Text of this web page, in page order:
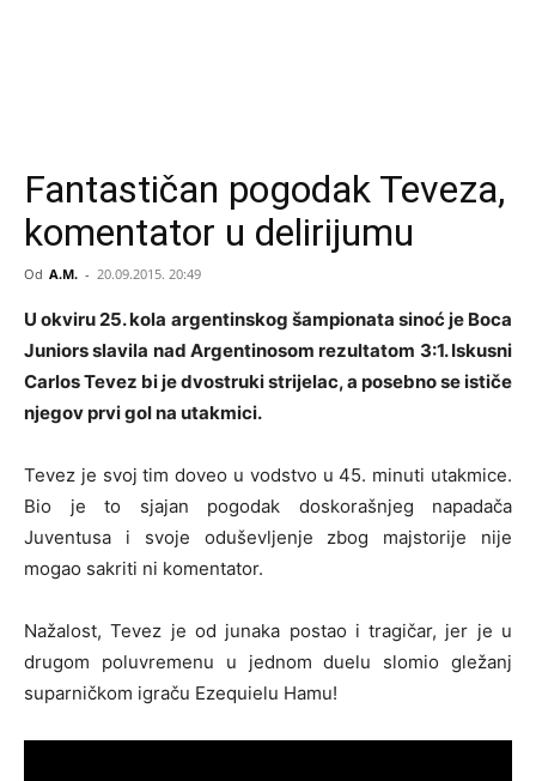
Fantastičan pogodak Teveza,
komentator u delirijumu
Od A.M. - 20.09.2015. 20:49
U okviru 25. kola argentinskog šampionata sinoć je Boca
Juniors slavila nad Argentinosom rezultatom 3:1. Iskusni
Carlos Tevez bi je dvostruki strijelac, a posebno se ističe
njegov prvi gol na utakmici.
Tevez je svoj tim doveo u vodstvo u 45. minuti utakmice.
Bio je to sjajan pogodak doskorašnjeg napadača
Juventusa i svoje oduševljenje zbog majstorije nije
mogao sakriti ni komentator.
Nažalost, Tevez je od junaka postao i tragičar, jer je u
drugom poluvremenu u jednom duelu slomio gležanj
suparničkom igraču Ezequielu Hamu!